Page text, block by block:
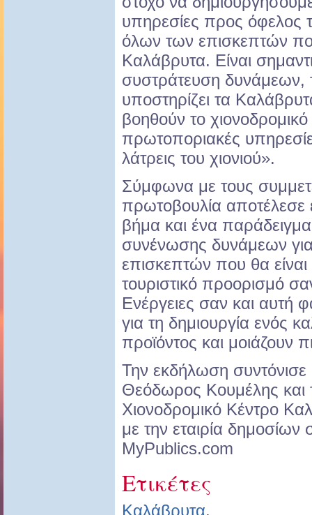
υπηρεσίες προς όφελος
όλων των επισκεπτών
Καλάβρυτα. Είναι
συστράτευση δυνάμεων,
υποστηρίζει τα
βοηθούν το
πρωτοποριακές
λάτρεις του χιονιού».
Σύμφωνα με τους
πρωτοβουλία
βήμα και ένα
συνένωσης δυνάμεων
επισκεπτών που θα είναι
τουριστικό προορισμό
Ενέργειες σαν και αυτή
για τη δημιουργία ενός
προϊόντος και μοιάζουν
Την εκδήλωση
Θεόδωρος Κουμέλης και
Χιονοδρομικό Κέντρο
με την εταιρία
ΜyPublics.com
Ετικέτες
Καλάβρυτα,